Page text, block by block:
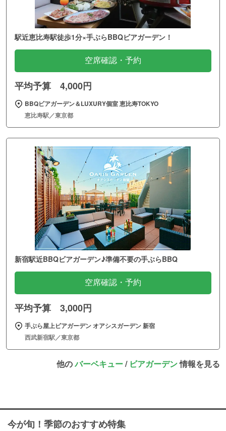
駅近恵比寿駅徒歩1分×手ぶらBBQビアガーデン！
空席確認・予約
平均予算 4,000円
BBQビアガーデン＆LUXURY個室 恵比寿TOKYO
恵比寿駅／東京都
新宿駅近BBQビアガーデン♪準備不要の手ぶらBBQ
空席確認・予約
平均予算 3,000円
手ぶら屋上ビアガーデン オアシスガーデン 新宿
西武新宿駅／東京都
他のバーベキュー/ ビアガーデン情報を見る
今が旬！季節のおすすめ特集